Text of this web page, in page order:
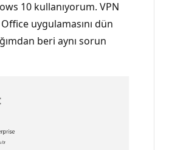
10 kullanıyorum. VPN
uygulamasını dün
beri aynı sorun